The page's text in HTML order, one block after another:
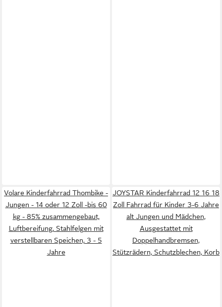
Volare Kinderfahrrad Thombike -
Jungen - 14 oder 12 Zoll -bis 60
kg - 85% zusammengebaut,
Luftbereifung, Stahlfelgen mit
verstellbaren Speichen, 3 - 5
Jahre
JOYSTAR Kinderfahrrad 12 16 18
Zoll Fahrrad für Kinder 3-6 Jahre
alt Jungen und Mädchen,
Ausgestattet mit
Doppelhandbremsen,
Stützrädern, Schutzblechen, Korb